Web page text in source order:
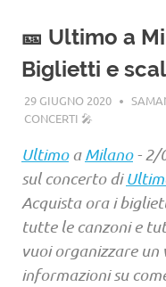
🎫 Ultimo a
Biglietti e
29 GIUGNO 2020
CONCERTI 🎤
UltimoaMilano- 2/
sul concerto di
Acquista ora i
tutte le canzoni e
vuoi organizzare
informazioni su